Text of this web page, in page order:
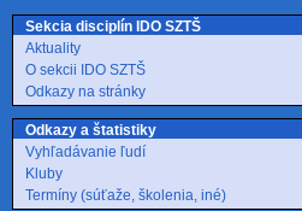
Sekcia disciplín IDO SZTŠ
Aktuality
O sekcii IDO SZTŠ
Odkazy na stránky
Odkazy a štatistiky
Vyhľadávanie ľudí
Kluby
Termíny (súťaže, školenia, iné)